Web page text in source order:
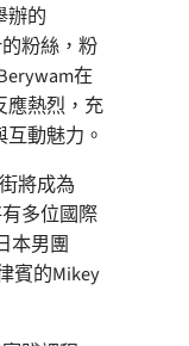
辦的
粉絲，粉
在
應熱烈，充
動魅力。
將成為
多位國際
本男團
賓的Mikey